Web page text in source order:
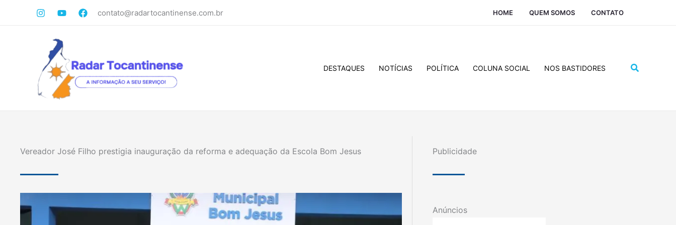
contato@radartocantinense.com.br HOME QUEM SOMOS CONTATO
DESTAQUES NOTÍCIAS POLÍTICA COLUNA SOCIAL NOS BASTIDORES Pesquisar
Vereador José Filho prestigia inauguração da reforma e adequação da Escola Bom Jesus Publicidade
Anúncios